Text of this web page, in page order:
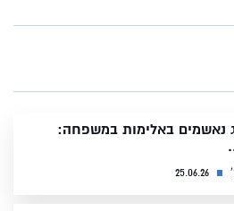
נאשמים באלימות במשפחה: